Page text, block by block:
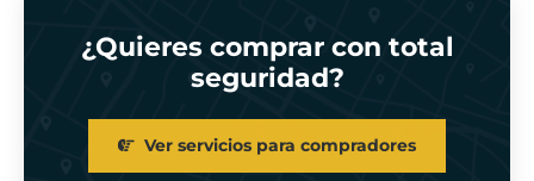
¿Quieres comprar con total
seguridad?
Ver servicios para compradores